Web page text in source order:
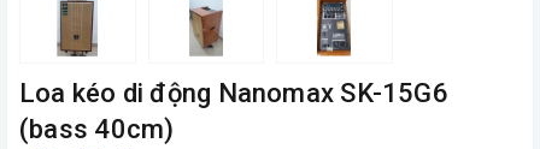
Loa kéo di động Nanomax SK-15G6
(bass 40cm)